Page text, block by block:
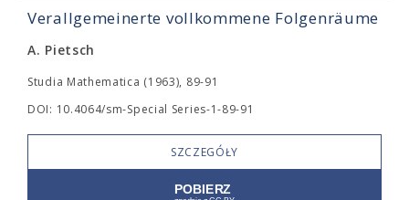
Verallgemeinerte vollkommene Folgenräume
A. Pietsch
Studia Mathematica (1963), 89-91
DOI: 10.4064/sm-Special Series-1-89-91
SZCZEGÓŁY